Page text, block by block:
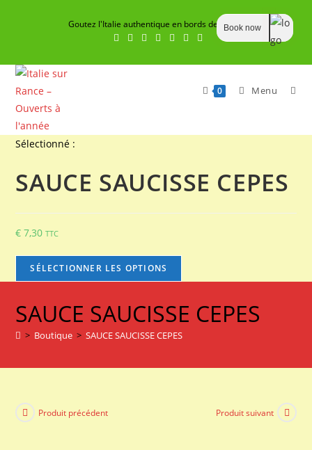
Goutez l'Italie authentique en bords de Rance
0 Menu
Sélectionné :
SAUCE SAUCISSE CEPES
€ 7,30 TTC
SÉLECTIONNER LES OPTIONS
SAUCE SAUCISSE CEPES
> Boutique > SAUCE SAUCISSE CEPES
Produit précédent Produit suivant
Book now